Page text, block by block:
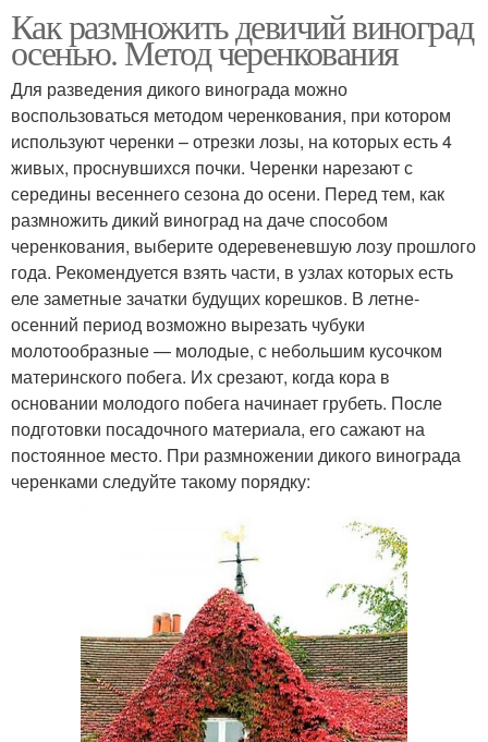
Как размножить девичий виноград
осенью. Метод черенкования
Для разведения дикого винограда можно
воспользоваться методом черенкования, при котором
используют черенки – отрезки лозы, на которых есть 4
живых, проснувшихся почки. Черенки нарезают с
середины весеннего сезона до осени. Перед тем, как
размножить дикий виноград на даче способом
черенкования, выберите одеревеневшую лозу прошлого
года. Рекомендуется взять части, в узлах которых есть
еле заметные зачатки будущих корешков. В летне-
осенний период возможно вырезать чубуки
молотообразные — молодые, с небольшим кусочком
материнского побега. Их срезают, когда кора в
основании молодого побега начинает грубеть. После
подготовки посадочного материала, его сажают на
постоянное место. При размножении дикого винограда
черенками следуйте такому порядку: